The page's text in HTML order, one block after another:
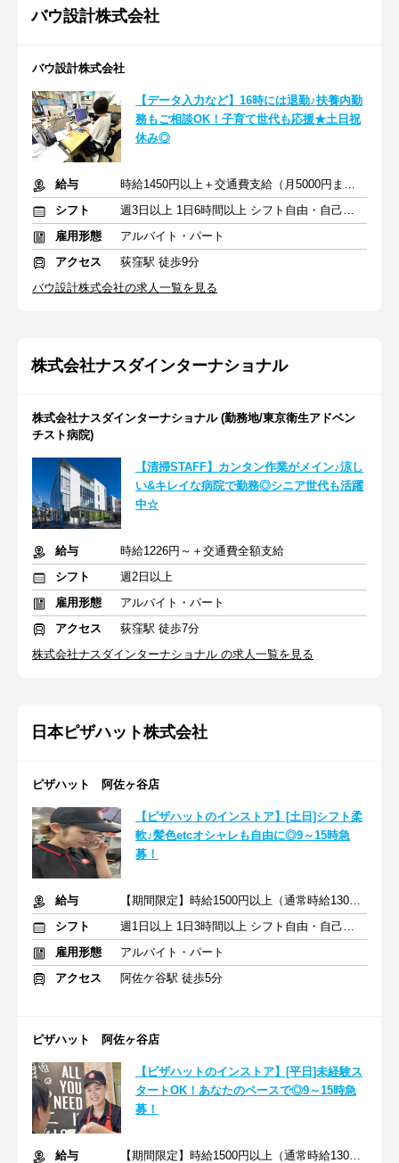
バウ設計株式会社
バウ設計株式会社
【データ入力など】16時には退勤♪扶養内勤
務もご相談OK！子育て世代も応援★土日祝
休み◎
給与
時給1450円以上＋交通費支給（月5000円まで）
シフト
週3日以上 1日6時間以上 シフト自由・自己申告
雇用形態
アルバイト・パート
アクセス
荻窪駅 徒歩9分
バウ設計株式会社の求人一覧を見る
株式会社ナスダインターナショナル
株式会社ナスダインターナショナル (勤務地/東京衛生アドベン
チスト病院)
【清掃STAFF】カンタン作業がメイン♪涼し
い&キレイな病院で勤務◎シニア世代も活躍
中☆
給与
時給1226円～＋交通費全額支給
シフト
週2日以上
雇用形態
アルバイト・パート
アクセス
荻窪駅 徒歩7分
株式会社ナスダインターナショナル の求人一覧を見る
日本ピザハット株式会社
ピザハット 阿佐ヶ谷店
【ピザハットのインストア】[土日]シフト柔
軟♪髪色etcオシャレも自由に◎9～15時急
募！
給与
【期間限定】時給1500円以上（通常時給1300円以上）
シフト
週1日以上 1日3時間以上 シフト自由・自己申告
雇用形態
アルバイト・パート
アクセス
阿佐ケ谷駅 徒歩5分
ピザハット 阿佐ヶ谷店
【ピザハットのインストア】[平日]未経験ス
タートOK！あなたのペースで◎9～15時急
募！
給与
【期間限定】時給1500円以上（通常時給1300円以上）